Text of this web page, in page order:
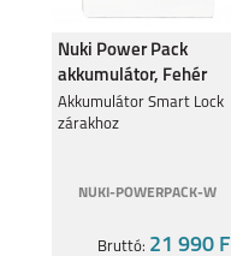
SAMSUNG GALAXY
FLIP8
SAMSUNG
Nuki Power Pack
akkumulátor, Fehér
Akkumulátor Smart Lock
zárakhoz
NUKI-POWERPACK-W
Bruttó: 21 990